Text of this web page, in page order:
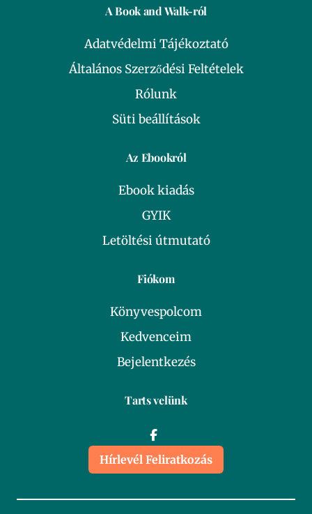
A Book and Walk-ról
Adatvédelmi Tájékoztató
Általános Szerződési Feltételek
Rólunk
Süti beállítások
Az Ebookról
Ebook kiadás
GYIK
Letöltési útmutató
Fiókom
Könyvespolcom
Kedvenceim
Bejelentkezés
Tarts velünk
Hírlevél Feliratkozás